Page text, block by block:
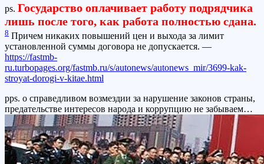
ps. Государство оплачивает работу подрядчика
лишь после того, как работа полностью сдана.
8 Причем никаких повышений цен и выхода за лимит
установленной суммы договора не допускается. —
https://fastmb-
ru.turbopages.org/fastmb.ru/s/autonews/autonews_mir/3699-kak-
stroyat-dorogi-v-kitae.html
pps. о справедливом возмездии за нарушение законов страны,
предательстве интересов народа и коррупцию не забываем…